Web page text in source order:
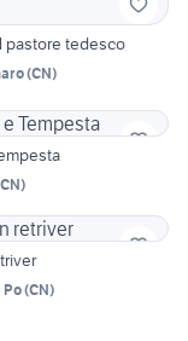
pastore tedesco
(CN)
CN)
Po(CN)